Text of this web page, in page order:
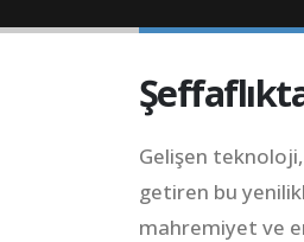
Gelişen
getiren bu
mahremiyet ve